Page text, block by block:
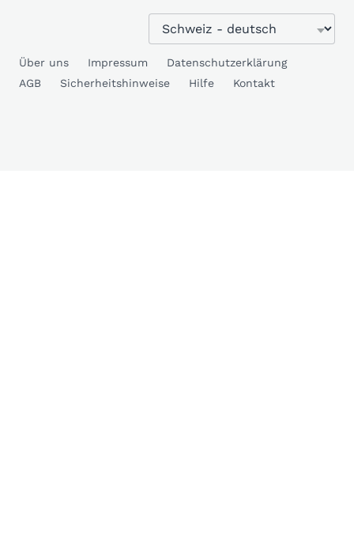
Über uns Impressum
Datenschutzerklärung
AGB
Sicherheitshinweise Hilfe Kontakt